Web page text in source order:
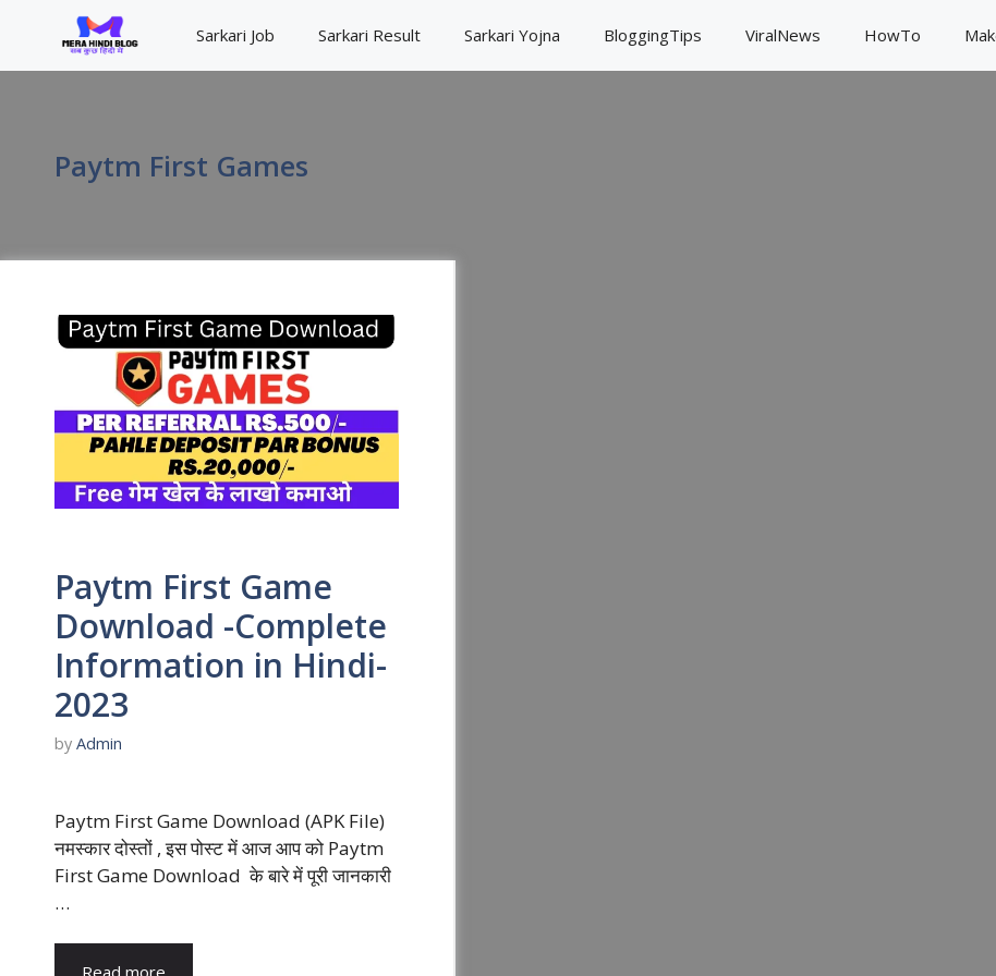
content
Sarkari Job Sarkari Result Sarkari Yojna BloggingTips ViralNews HowTo
Paytm First Games
Paytm First Game
Download -Complete
Information in Hindi-
2023
by Admin
Paytm First Game Download (APK File)
नमस्कार दोस्तों , इस पोस्ट में आज आप को Paytm
First Game Download के बारे में पूरी जानकारी
…